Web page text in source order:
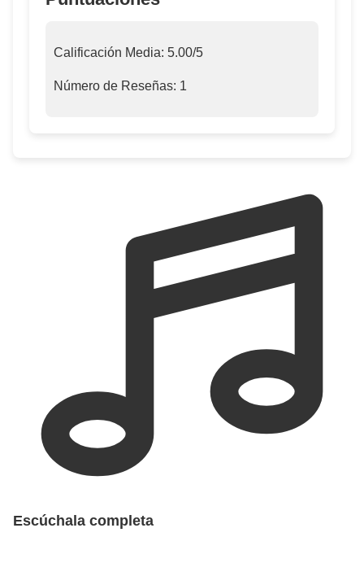
Calificación Media: 5.00/5
Número de Reseñas: 1
Escúchala completa